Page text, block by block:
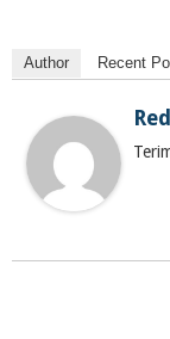
Author Recent